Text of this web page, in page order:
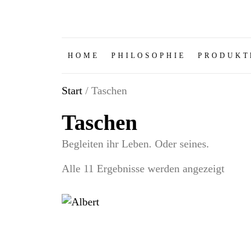
HOME PHILOSOPHIE
Start / Taschen
Taschen
Begleiten ihr Leben. Oder seines.
Alle 11 Ergebnisse werden angezeigt